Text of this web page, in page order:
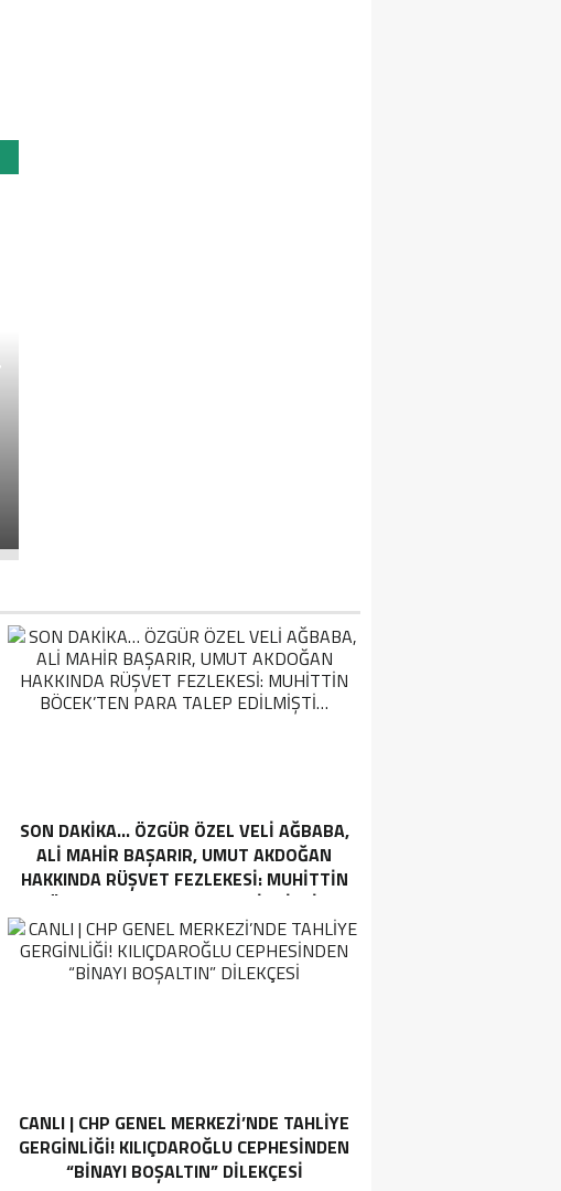
SON DAKİKA… ÖZGÜR ÖZEL VELI AĞBABA,
ALI MAHIR BAŞARIR, UMUT AKDOĞAN
HAKKINDA RÜŞVET FEZLEKESI: MUHITTIN
BÖCEK’TEN PARA TALEP EDILMIŞTI…
CANLI | CHP GENEL MERKEZI’NDE TAHLIYE
GERGINLIĞI! KILIÇDAROĞLU CEPHESINDEN
“BINAYI BOŞALTIN” DILEKÇESI